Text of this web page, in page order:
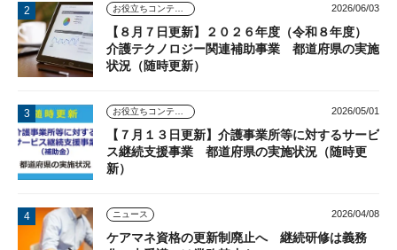
お役立ちコンテンツ 2026/06/03
【８月７日更新】２０２６年度（令和８年度）
介護テクノロジー関連補助事業 都道府県の実施
状況（随時更新）
お役立ちコンテンツ 2026/05/01
【７月１３日更新】介護事業所等に対するサービ
ス継続支援事業 都道府県の実施状況（随時更
新）
ニュース 2026/04/08
ケアマネ資格の更新制廃止へ 継続研修は義務